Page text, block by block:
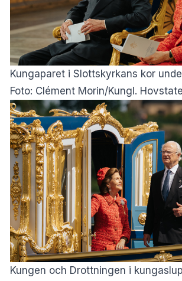
Kungaparet i Slottskyrkans kor
Foto: Clément Morin/Kungl.
Kungen och Drottningen i